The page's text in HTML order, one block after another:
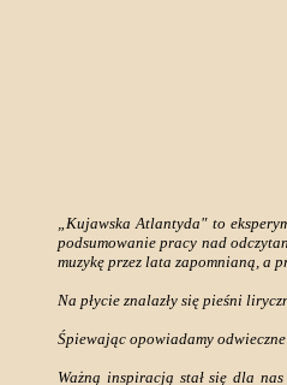
„Kujawska Atlantyda" to
podsumowanie pracy nad
muzykę przez lata zapomnianą, a
Na płycie znalazły się pieśni
Śpiewając opowiadamy
Ważną inspiracją stał się dla